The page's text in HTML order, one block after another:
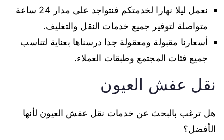
نعمل ليلا نهارا لخدمتكم فنتواجد على مدار 24 ساعة
متواصلة لتوفير جميع خدمات النقل والتغليف.
أسعارنا مقبولة ومعقولة جدا درسناها بعناية لتناسب
جميع فئات المجتمع وطبقات العملاء.
نقل عفش العيون
هل ترغب بالبحث عن خدمات نقل عفش العيون لأنها
الأفضل؟